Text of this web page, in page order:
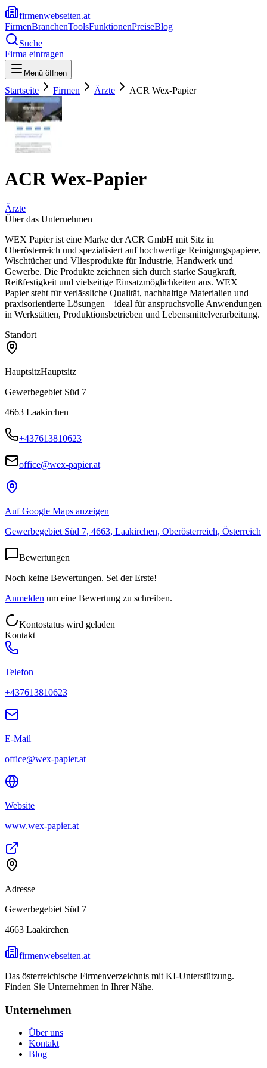
firmenwebseiten.at
FirmenBranchenToolsFunktionenPreiseBlog
Suche
Firma eintragen
Menü öffnen
Startseite Firmen Ärzte ACR Wex-Papier
ACR Wex-Papier
Ärzte
Über das Unternehmen
WEX Papier ist eine Marke der ACR GmbH mit Sitz in
Oberösterreich und spezialisiert auf hochwertige Reinigungspapiere,
Wischtücher und Vliesprodukte für Industrie, Handwerk und
Gewerbe. Die Produkte zeichnen sich durch starke Saugkraft,
Reißfestigkeit und vielseitige Einsatzmöglichkeiten aus. WEX
Papier steht für verlässliche Qualität, nachhaltige Materialien und
praxisorientierte Lösungen – ideal für anspruchsvolle Anwendungen
in Werkstätten, Produktionsbetrieben und Lebensmittelverarbeitung.
Standort
HauptsitzHauptsitz
Gewerbegebiet Süd 7
4663 Laakirchen
+437613810623
office@wex-papier.at
Auf Google Maps anzeigen
Gewerbegebiet Süd 7, 4663, Laakirchen, Oberösterreich, Österreich
Bewertungen
Noch keine Bewertungen. Sei der Erste!
Anmelden um eine Bewertung zu schreiben.
Kontostatus wird geladen
Kontakt
Telefon
+437613810623
E-Mail
office@wex-papier.at
Website
www.wex-papier.at
Adresse
Gewerbegebiet Süd 7
4663 Laakirchen
firmenwebseiten.at
Das österreichische Firmenverzeichnis mit KI-Unterstützung.
Finden Sie Unternehmen in Ihrer Nähe.
Unternehmen
Über uns
Kontakt
Blog